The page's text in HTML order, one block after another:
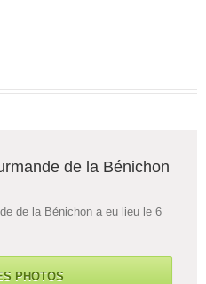
de la Bénichon
de la Bénichon a eu lieu le 6
PHOTOS